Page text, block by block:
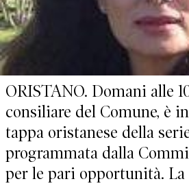
ORISTANO. Domani alle
consiliare del Comune, è
tappa oristanese della
programmata dalla
per le pari opportunità. La